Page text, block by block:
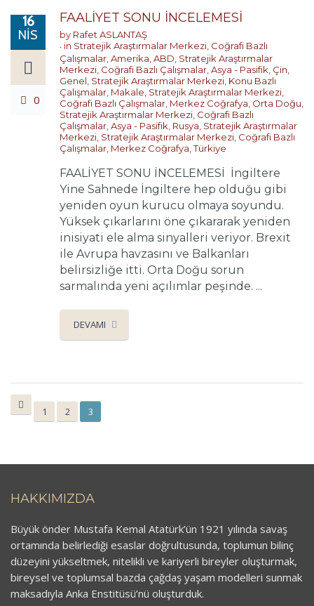
16
NIS
0
FAALİYET SONU İNCELEMESİ
by Rafet ASLANTAŞ
in Stratejik Araştırmalar Merkezi, Coğrafi Bazlı
Çalışmalar,Amerika,ABD, Stratejik Araştırmalar
Merkezi, Coğrafi Bazlı Çalışmalar,Asya - Pasifik, Çin,
Genel, Stratejik Araştırmalar Merkezi, Konu Bazlı
Çalışmalar, Makale, Stratejik Araştırmalar Merkezi,
Coğrafi Bazlı Çalışmalar, Merkez Coğrafya, Orta Doğu,
Stratejik Araştırmalar Merkezi, Coğrafi Bazlı
Çalışmalar,Asya - Pasifik, Rusya, Stratejik Araştırmalar
Merkezi, Stratejik Araştırmalar Merkezi, Coğrafi Bazlı
Çalışmalar, Merkez Coğrafya,Türkiye
FAALİYET SONU İNCELEMESİ İngiltere
Yine Sahnede İngiltere hep olduğu gibi
yeniden oyun kurucu olmaya soyundu.
Yüksek çıkarlarını öne çıkararak yeniden
inisiyati ele alma sinyalleri veriyor. Brexit
ile Avrupa havzasını ve Balkanları
belirsizliğe itti. Orta Doğu sorun
sarmalında yeni açılımlar peşinde. ...
DEVAMI
1 2 3
HAKKIMIZDA
Büyük önder Mustafa Kemal Atatürk’ün 1921 yılında savaş
ortamında belirlediği esaslar doğrultusunda, toplumun bilinç
düzeyini yükseltmek, nitelikli ve kariyerli bireyler oluşturmak,
bireysel ve toplumsal bazda çağdaş yaşam modelleri sunmak
maksadıyla Anka Enstitüsü’nü oluşturduk.